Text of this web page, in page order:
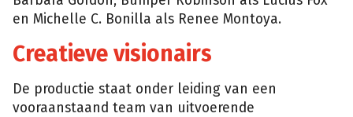
en Michelle C. Bonilla als Renee Montoya.
Creatieve visionairs
De productie staat onder leiding van een
vooraanstaand team van uitvoerende